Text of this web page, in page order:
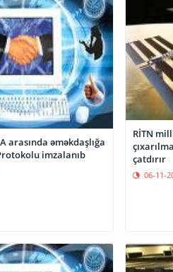
arasında əməkdaşlığa
imzalanıb
RİTN
çatdırır
06-11-